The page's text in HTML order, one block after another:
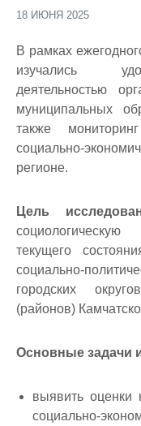
18 ИЮНЯ 2025
В рамках
изучались
деятельностью
муниципальных
также
социально-
регионе.
Цель
текущего
социально-
городских
(районов)
Основные задачи
выявить оценки
социально-